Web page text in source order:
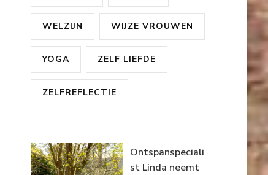
WELZIJN WIJZE VROUWEN
YOGA ZELF LIEFDE
ZELFREFLECTIE
Ontspanspeciali
st Linda neemt